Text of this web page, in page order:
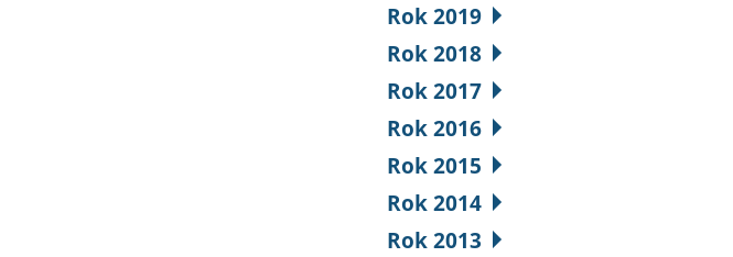
Rok 2019
Rok 2018
Rok 2017
Rok 2016
Rok 2015
Rok 2014
Rok 2013